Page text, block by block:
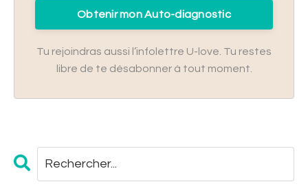
Obtenir mon Auto-diagnostic
Tu rejoindras aussi l’infolettre U-love. Tu restes
libre de te désabonner à tout moment.